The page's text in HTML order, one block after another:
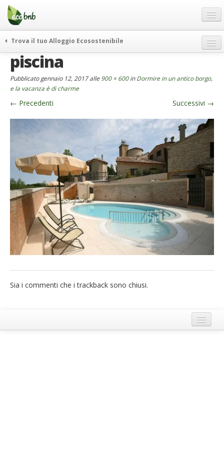
Menu
Salta
contenuto
Offerte Speciali
Regali
FAQ
Chi Siamo
Italiano
German
English
Spanish
French
Trova il tuo Alloggio Ecosostenibile
weekend green
itinerari
curiosità
vivere e viaggiare verde
news ed eventi
ecohotel
rassegna stampa
piscina
Pubblicatogennaio 12, 2017alle 900 × 600inDormire in un antico borgo,
e la vacanza è di charme
← Precedenti Successivi →
Sia i commenti che i trackback sono chiusi.